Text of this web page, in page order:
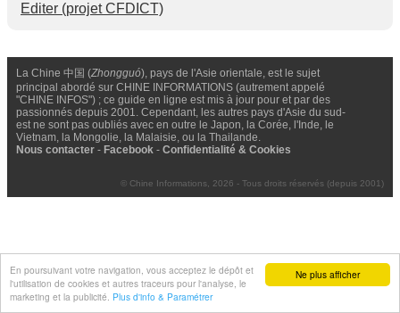
Ne plus afficher
En poursuivant votre navigation, vous acceptez le dépôt et
l'utilisation de cookies et autres traceurs pour l'analyse, le
marketing et la publicité. Plus d'info & Paramétrer
Editer (projet CFDICT)
La Chine 中国 (Zhongguó), pays de l'Asie orientale, est le sujet
principal abordé sur CHINE INFORMATIONS (autrement appelé
"CHINE INFOS") ; ce guide en ligne est mis à jour pour et par des
passionnés depuis 2001. Cependant, les autres pays d'Asie du sud-
est ne sont pas oubliés avec en outre le Japon, la Corée, l'Inde, le
Vietnam, la Mongolie, la Malaisie, ou la Thailande.
Nous contacter - Facebook - Confidentialité & Cookies
© Chine Informations, 2026 - Tous droits réservés (depuis 2001)